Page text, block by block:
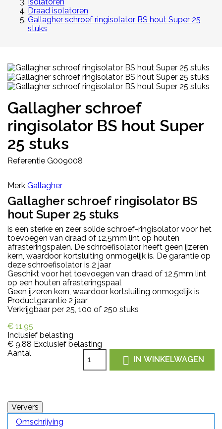
Draad isolatoren
Gallagher schroef ringisolator BS hout Super 25
stuks
Gallagher schroef
ringisolator BS hout Super
25 stuks
Referentie G009008
Merk Gallagher
Gallagher schroef ringisolator BS
hout Super 25 stuks
is een sterke en zeer solide schroef-ringisolator voor het
toevoegen van draad of 12,5mm lint op houten
afrasteringspalen. De schroefisolator heeft geen ijzeren
kern, waardoor kortsluiting onmogelijk is. De garantie op
deze schroefisolator is 2 jaar
Geschikt voor het toevoegen van draad of 12,5mm lint
op een houten afrasteringspaal
Geen ijzeren kern, waardoor kortsluiting onmogelijk is
Productgarantie 2 jaar
Verkrijgbaar per 25, 100 of 250 stuks
€ 11,95
Inclusief belasting
€ 9,88 Exclusief belasting
Aantal
 IN WINKELWAGEN
Omschrijving